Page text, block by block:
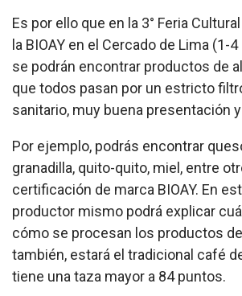
Es por ello que en la 3° Feria
la BIOAY en el Cercado de Lima (1-
se podrán encontrar productos de
que todos pasan por un estricto
sanitario, muy buena presentación
Por ejemplo, podrás encontrar
granadilla, quito-quito, miel, entre
certificación de marca BIOAY. En
productor mismo podrá explicar
cómo se procesan los productos
también, estará el tradicional café
tiene una taza mayor a 84 puntos.